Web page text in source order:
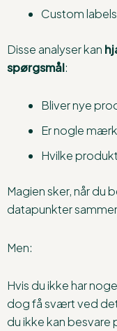
Custom labels
Disse analyser kan
spørgsmål:
Bliver nye
Er nogle
Hvilke
Magien sker, når du
datapunkter
Men:
Hvis du ikke har
dog få svært ved
du ikke kan besvare